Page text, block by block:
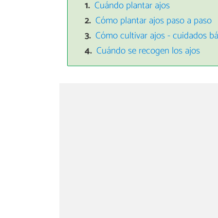
Cuándo plantar ajos
Cómo plantar ajos paso a paso
Cómo cultivar ajos - cuidados
Cuándo se recogen los ajos